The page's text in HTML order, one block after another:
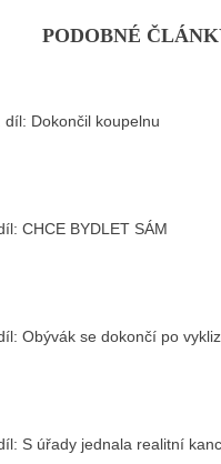
PODOBNÉ
díl: Dokončil koupelnu
CHCE BYDLET SÁM
Obývák se dokončí po
S úřady jednala realitní